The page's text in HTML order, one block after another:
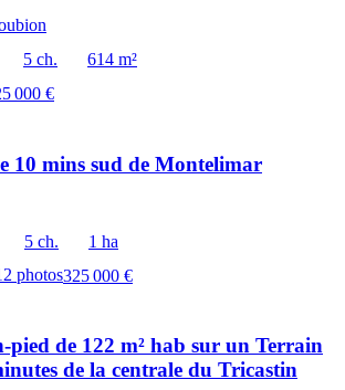
5 ch.
614 m²
000 €
10 mins sud de Montelimar
5 ch.
1 ha
photos325 000 €
pied de 122 m² hab sur un Terrain
de la centrale du Tricastin